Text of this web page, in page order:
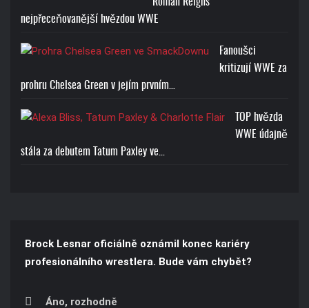
nejpřeceňovanější hvězdou WWE
Fanoušci
kritizují WWE za
prohru Chelsea Green v jejím prvním…
TOP hvězda
WWE údajně
stála za debutem Tatum Paxley ve…
Brock Lesnar oficiálně oznámil konec kariéry
profesionálního wrestlera. Bude vám chybět?
Áno, rozhodně